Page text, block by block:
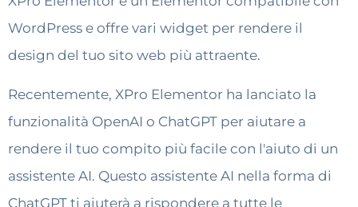
WordPress e offre vari widget per rendere il
design del tuo sito web più attraente.
Recentemente, XPro Elementor ha lanciato la
funzionalità OpenAI o ChatGPT per aiutare a
rendere il tuo compito più facile con l'aiuto di un
assistente AI. Questo assistente AI nella forma di
ChatGPT ti aiuterà a rispondere a tutte le